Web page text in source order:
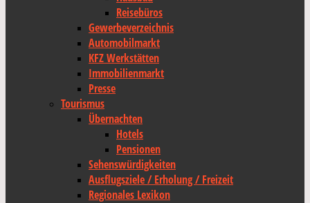
Reisebüros
Gewerbeverzeichnis
Automobilmarkt
KFZ Werkstätten
Immobilienmarkt
Presse
Tourismus
Übernachten
Hotels
Pensionen
Sehenswürdigkeiten
Ausflugsziele / Erholung / Freizeit
Regionales Lexikon